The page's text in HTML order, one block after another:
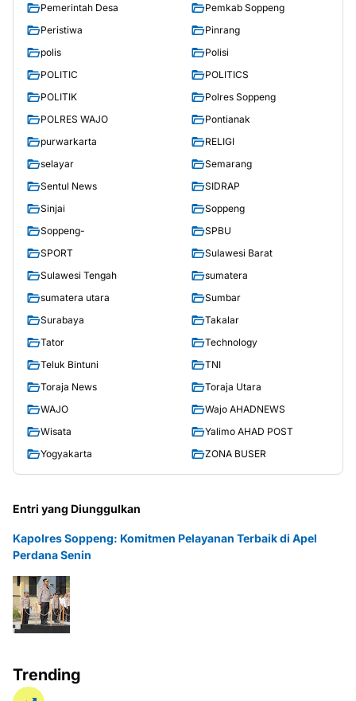
Pemerintah Desa
Pemkab Soppeng
Peristiwa
Pinrang
polis
Polisi
POLITIC
POLITICS
POLITIK
Polres Soppeng
POLRES WAJO
Pontianak
purwarkarta
RELIGI
selayar
Semarang
Sentul News
SIDRAP
Sinjai
Soppeng
Soppeng-
SPBU
SPORT
Sulawesi Barat
Sulawesi Tengah
sumatera
sumatera utara
Sumbar
Surabaya
Takalar
Tator
Technology
Teluk Bintuni
TNI
Toraja News
Toraja Utara
WAJO
Wajo AHADNEWS
Wisata
Yalimo AHAD POST
Yogyakarta
ZONA BUSER
Entri yang Diunggulkan
Kapolres Soppeng: Komitmen Pelayanan Terbaik di Apel
Perdana Senin
Trending